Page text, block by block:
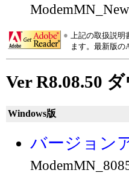
●
上記の取扱説
ます。最新版の
Ver R8.08.50
Windows版
バージョン